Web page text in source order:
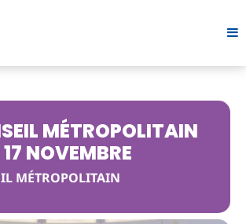
MÉTROPOLITAIN
NOVEMBRE
MÉTROPOLITAIN